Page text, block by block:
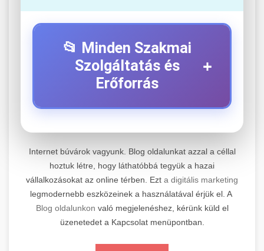
📂 Minden Szakmai
Szolgáltatás és
Erőforrás
+
+
Professzionális elektromos roller javítási és
karbantartási szolgáltatások. Szakértő
technikusaink minőségi szervízt nyújtanak
minden jelentős márkához és modellhez.
Szervizközpont Látogatása
📊 2. Online Marketing
Ügynökség
+
Átfogó online marketing szolgáltatások,
beleértve a SEO-t, közösségi média kezelést és
Internet búvárok vagyunk. Blog oldalunkat azzal a céllal
hoztuk létre, hogy láthatóbbá tegyük a hazai
vállalkozásokat az online térben. Ezt a digitális marketing
legmodernebb eszközeinek a használatával érjük el. A
Blog oldalunkon való megjelenéshez, kérünk küld el
üzenetedet a Kapcsolat menüpontban.